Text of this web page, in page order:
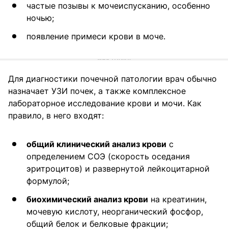
частые позывы к мочеиспусканию, особенно
ночью;
появление примеси крови в моче.
Для диагностики почечной патологии врач обычно
назначает УЗИ почек, а также комплексное
лабораторное исследование крови и мочи. Как
правило, в него входят:
общий клинический анализ крови с
определением СОЭ (скорость оседания
эритроцитов) и развернутой лейкоцитарной
формулой;
биохимический анализ крови на креатинин,
мочевую кислоту, неорганический фосфор,
общий белок и белковые фракции;